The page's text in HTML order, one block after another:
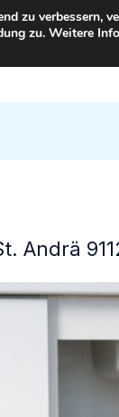
Andrä
zu verbessern,
zu. Weitere